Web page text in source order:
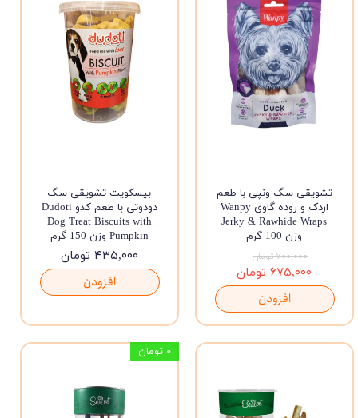
تشویقی سگ ونپی با طعم
اردک و روده گاوی Wanpy
Jerky & Rawhide Wraps
وزن 100 گرم
۷۰۰,۰۰۰ تومان
۶۷۵,۰۰۰ تومان
افزودن
بیسکویت تشویقی سگ
دودوتی با طعم کدو Dudoti
Dog Treat Biscuits with
Pumpkin وزن 150 گرم
۴۳۵,۰۰۰ تومان
افزودن
۰ تومان